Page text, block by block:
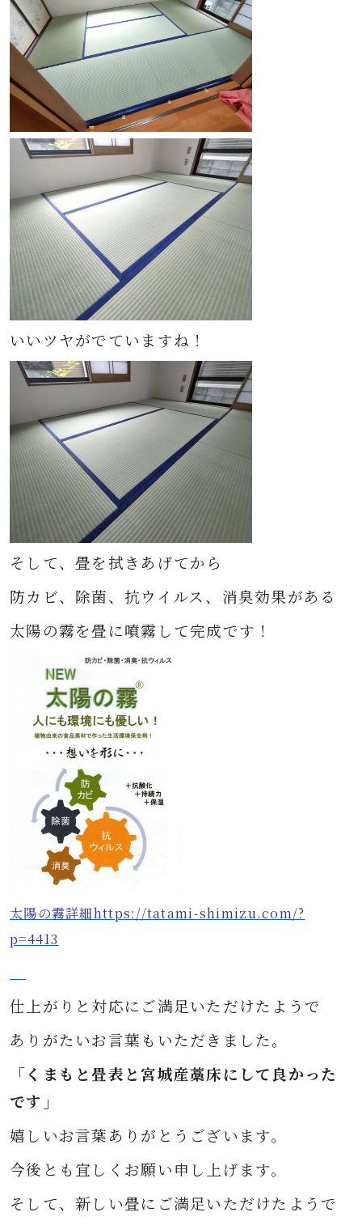
いいツヤがでていますね！
そして、畳を拭きあげてから
防カビ、除菌、抗ウイルス、消臭効果がある
太陽の霧を畳に噴霧して完成です！
太陽の霧詳細https://tatami-shimizu.com/?
p=4413
仕上がりと対応にご満足いただけたようで
ありがたいお言葉もいただきました。
「くまもと畳表と宮城産藁床にして良かった
です 」
嬉しいお言葉ありがとうございます。
今後とも宜しくお願い申し上げます。
そして、新しい畳に ご満足いただけたようで